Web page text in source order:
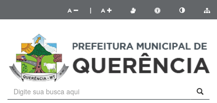
A A